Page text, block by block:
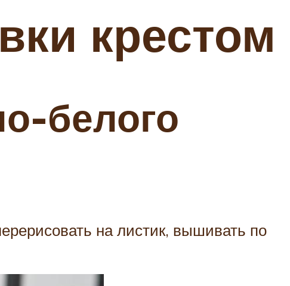
крестом
белого
на листик, вышивать по